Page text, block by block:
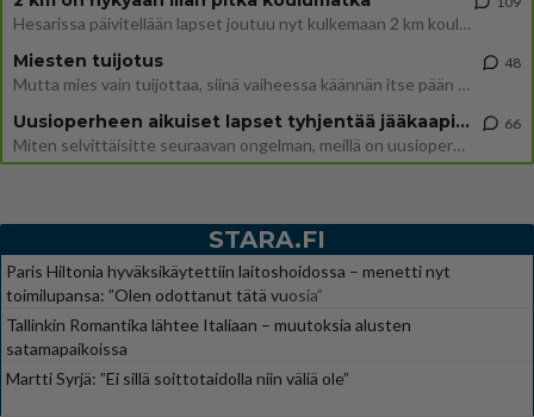
Hesarissa päivitellään lapset joutuu nyt kulkemaan 2 km kouluun jösses. Ruostefillarilla tuo matka menee vaikka miten äk
Miesten tuijotus
Mutta mies vain tuijottaa, siinä vaiheessa käännän itse pään pois. Mikä juttu? Yleensä jos joku tuijottaa tai katsoo, hä
48
Uusioperheen aikuiset lapset tyhjentää jääkaapin käydessään
Miten selvittäisitte seuraavan ongelman, meillä on uusioperhe, minulla teini-ikäiset lapset ja puolisolla aikuiset, jotk
66
STARA.FI
Paris Hiltonia hyväksikäytettiin laitoshoidossa – menetti nyt
toimilupansa: ”Olen odottanut tätä vuosia”
Tallinkin Romantika lähtee Italiaan – muutoksia alusten
satamapaikoissa
Martti Syrjä: ”Ei sillä soittotaidolla niin väliä ole”